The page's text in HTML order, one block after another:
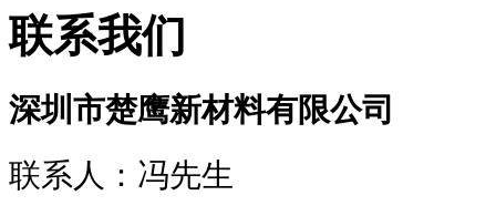
联系我们
深圳市楚鹰新材料有限公司
联系人：冯先生